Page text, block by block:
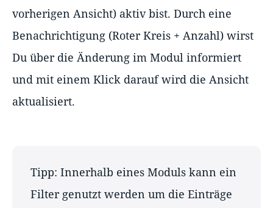
vorherigen Ansicht) aktiv bist. Durch eine
Benachrichtigung (Roter Kreis + Anzahl) wirst
Du über die Änderung im Modul informiert
und mit einem Klick darauf wird die Ansicht
aktualisiert.
Tipp: Innerhalb eines Moduls kann ein
Filter genutzt werden um die Einträge